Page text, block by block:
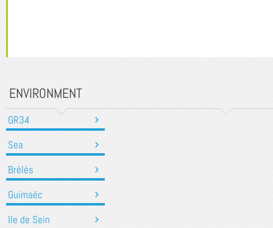
ENVIRONMENT
GR34
Sea
Brélès
Guimaëc
Ile de Sein